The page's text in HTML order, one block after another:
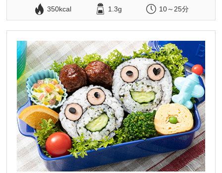
350kcal 1.3g 10～25分